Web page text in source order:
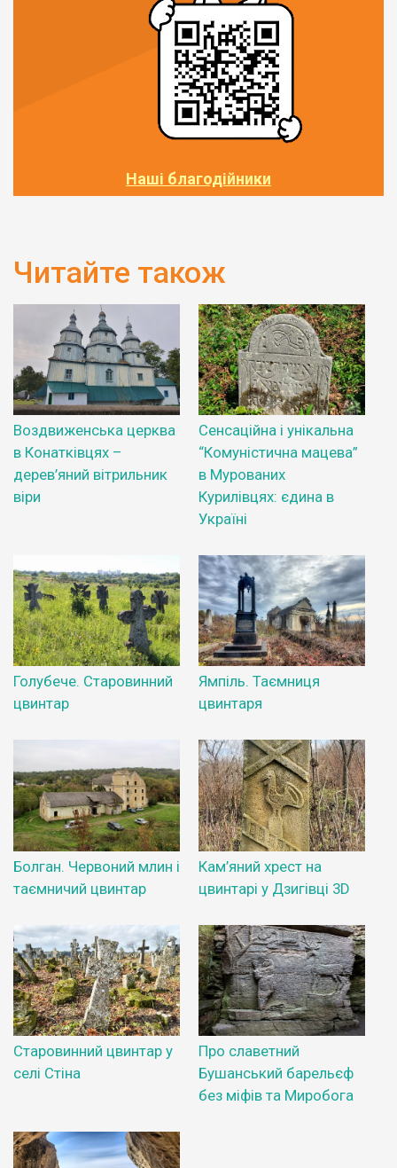
Наші благодійники
Читайте також
Воздвиженська церква
в Конатківцях –
дерев’яний вітрильник
віри
Сенсаційна і унікальна
“Комуністична мацева”
в Мурованих
Курилівцях: єдина в
Україні
Голубече. Старовинний
цвинтар
Ямпіль. Таємниця
цвинтаря
Болган. Червоний млин і
таємничий цвинтар
Кам’яний хрест на
цвинтарі у Дзигівці 3D
Старовинний цвинтар у
селі Стіна
Про славетний
Бушанський барельєф
без міфів та Миробога